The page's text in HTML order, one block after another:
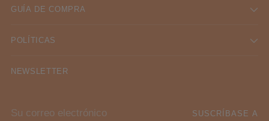
GUÍA DE COMPRA
POLÍTICAS
NEWSLETTER
SUSCRÍBASE A